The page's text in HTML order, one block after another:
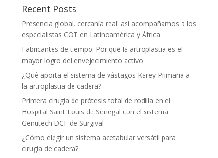
Recent Posts
Presencia global, cercanía real: así acompañamos a los
especialistas COT en Latinoamérica y África
Fabricantes de tiempo: Por qué la artroplastia es el
mayor logro del envejecimiento activo
¿Qué aporta el sistema de vástagos Karey Primaria a
la artroplastia de cadera?
Primera cirugía de prótesis total de rodilla en el
Hospital Saint Louis de Senegal con el sistema
Genutech DCF de Surgival
¿Cómo elegir un sistema acetabular versátil para
cirugía de cadera?